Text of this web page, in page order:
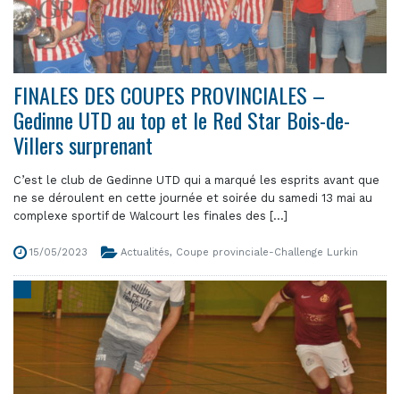
FINALES DES COUPES PROVINCIALES –
Gedinne UTD au top et le Red Star Bois-de-
Villers surprenant
C’est le club de Gedinne UTD qui a marqué les esprits avant que
ne se déroulent en cette journée et soirée du samedi 13 mai au
complexe sportif de Walcourt les finales des [...]
15/05/2023 Actualités, Coupe provinciale-Challenge Lurkin